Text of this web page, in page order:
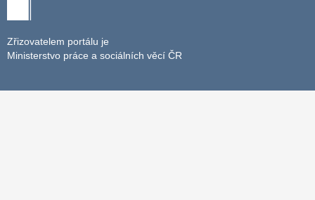
Zřizovatelem portálu je
Ministerstvo práce a sociálních věcí ČR